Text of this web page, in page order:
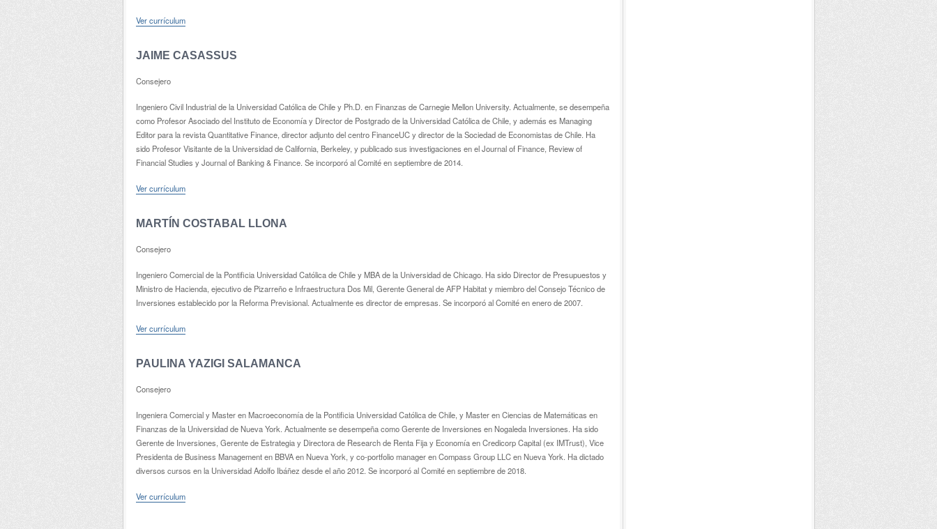
Ver currículum
JAIME CASASSUS
Consejero
Ingeniero Civil Industrial de la Universidad Católica de Chile y Ph.D. en Finanzas de Carnegie Mellon University. Actualmente, se desempeña
como Profesor Asociado del Instituto de Economía y Director de Postgrado de la Universidad Católica de Chile, y además es Managing
Editor para la revista Quantitative Finance, director adjunto del centro FinanceUC y director de la Sociedad de Economistas de Chile. Ha
sido Profesor Visitante de la Universidad de California, Berkeley, y publicado sus investigaciones en el Journal of Finance, Review of
Financial Studies y Journal of Banking & Finance. Se incorporó al Comité en septiembre de 2014.
Ver currículum
MARTÍN COSTABAL LLONA
Consejero
Ingeniero Comercial de la Pontificia Universidad Católica de Chile y MBA de la Universidad de Chicago. Ha sido Director de Presupuestos y
Ministro de Hacienda, ejecutivo de Pizarreño e Infraestructura Dos Mil, Gerente General de AFP Habitat y miembro del Consejo Técnico de
Inversiones establecido por la Reforma Previsional. Actualmente es director de em­presas. Se incorporó al Comité en enero de 2007.
Ver currículum
PAULINA YAZIGI SALAMANCA
Consejero
Ingeniera Comercial y Master en Macroeconomía de la Pontificia Universidad Católica de Chile, y Master en Ciencias de Matemáticas en
Finanzas de la Universidad de Nueva York. Actualmente se desempeña como Gerente de Inversiones en Nogaleda Inversiones. Ha sido
Gerente de Inversiones, Gerente de Estrategia y Directora de Research de Renta Fija y Economía en Credicorp Capital (ex IMTrust), Vice
Presidenta de Business Management en BBVA en Nueva York, y co-portfolio manager en Compass Group LLC en Nueva York. Ha dictado
diversos cursos en la Universidad Adolfo Ibáñez desde el año 2012. Se incorporó al Comité en septiembre de 2018.
Ver currículum